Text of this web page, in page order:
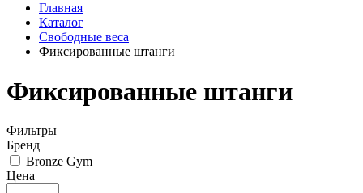
Главная
Каталог
Свободные веса
Фиксированные штанги
Фиксированные штанги
Фильтры
Бренд
Bronze Gym
Цена